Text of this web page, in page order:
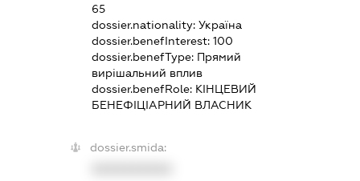
65
dossier.nationality: Україна
dossier.benefInterest: 100
dossier.benefType: Прямий
вирішальний вплив
dossier.benefRole: КІНЦЕВИЙ
БЕНЕФІЦІАРНИЙ ВЛАСНИК
dossier.smida: